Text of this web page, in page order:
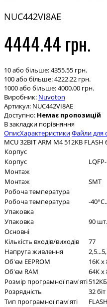
NUC442VI8AE
4444.44 грн.
10 або більше: 4355.55 грн.
100 або більше: 4222.22 грн.
1000 або більше: 4000.00 грн.
Виробник: Nuvoton
Артикул: NUC442VI8AE
Доступно: Немає пропозицій
В закладки порівняння
ОписХарактеристикиФайли для
MCU 32BIT ARM M4 512KB FLASH
Корпус
Корпус
Монтаж
Монтаж
SMT
Робоча температура
Робоча температура
-
Упаковка
Упаковка
90
Основні
Кількість входів/виходів
77
Напруга живлення
Об'єм EEPROM
16К x
Об'єм RAM
64К x
Розмір програмної пам'яті
Розрядність
32 біт
Тип програмної пам'яті
FLASH